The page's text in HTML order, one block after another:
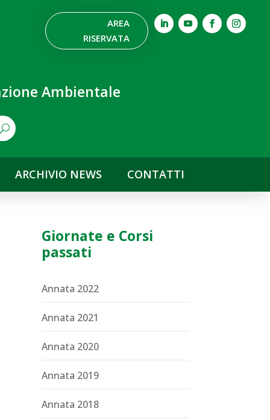
AREA
RISERVATA
Ambientale
ARCHIVIO NEWS CONTATTI
Giornate e Corsi
passati
Annata 2022
Annata 2021
Annata 2020
Annata 2019
Annata 2018